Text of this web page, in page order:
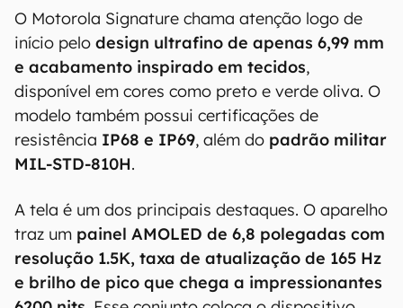
O Motorola Signature chama atenção logo de
início pelo design ultrafino de apenas 6,99 mm
e acabamento inspirado em tecidos,
disponível em cores como preto e verde oliva. O
modelo também possui certificações de
resistência IP68 e IP69, além do padrão militar
MIL-STD-810H.
A tela é um dos principais destaques. O aparelho
traz um painel AMOLED de 6,8 polegadas com
resolução 1.5K, taxa de atualização de 165 Hz
e brilho de pico que chega a impressionantes